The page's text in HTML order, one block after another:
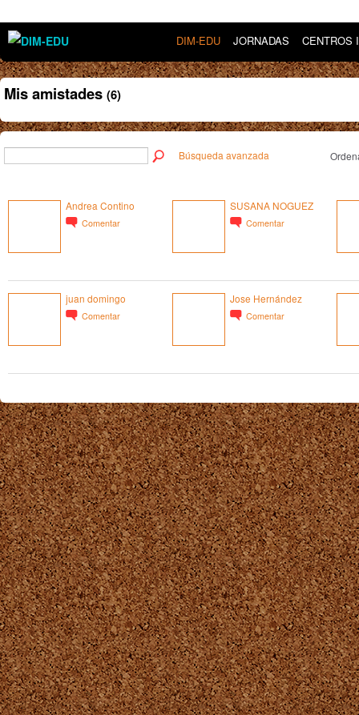
DIM-EDU JORNADAS CENTROS
Mis amistades (6)
Búsqueda avanzada
Andrea Contino
Comentar
SUSANA NOGUEZ
Comentar
juan domingo
Comentar
Jose Hernández
Comentar